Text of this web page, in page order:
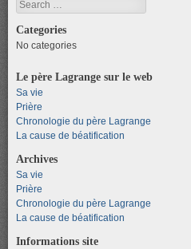
Search
Categories
No categories
Le père Lagrange sur le web
Sa vie
Prière
Chronologie du père Lagrange
La cause de béatification
Archives
Sa vie
Prière
Chronologie du père Lagrange
La cause de béatification
Informations site